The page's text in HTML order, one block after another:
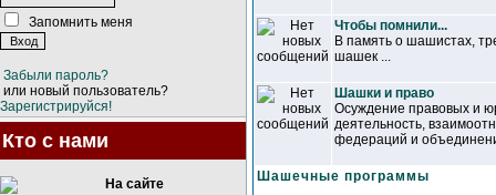
Запомнить меня
Забыли пароль?
или новый пользователь?
Зарегистрируйся!
Кто с нами
На сайте
Чтобы помнили...
В память о шашистах,
шашек ...
Шашки и право
Осуждение правовых и
деятельность,
федераций и
Шашечные программы